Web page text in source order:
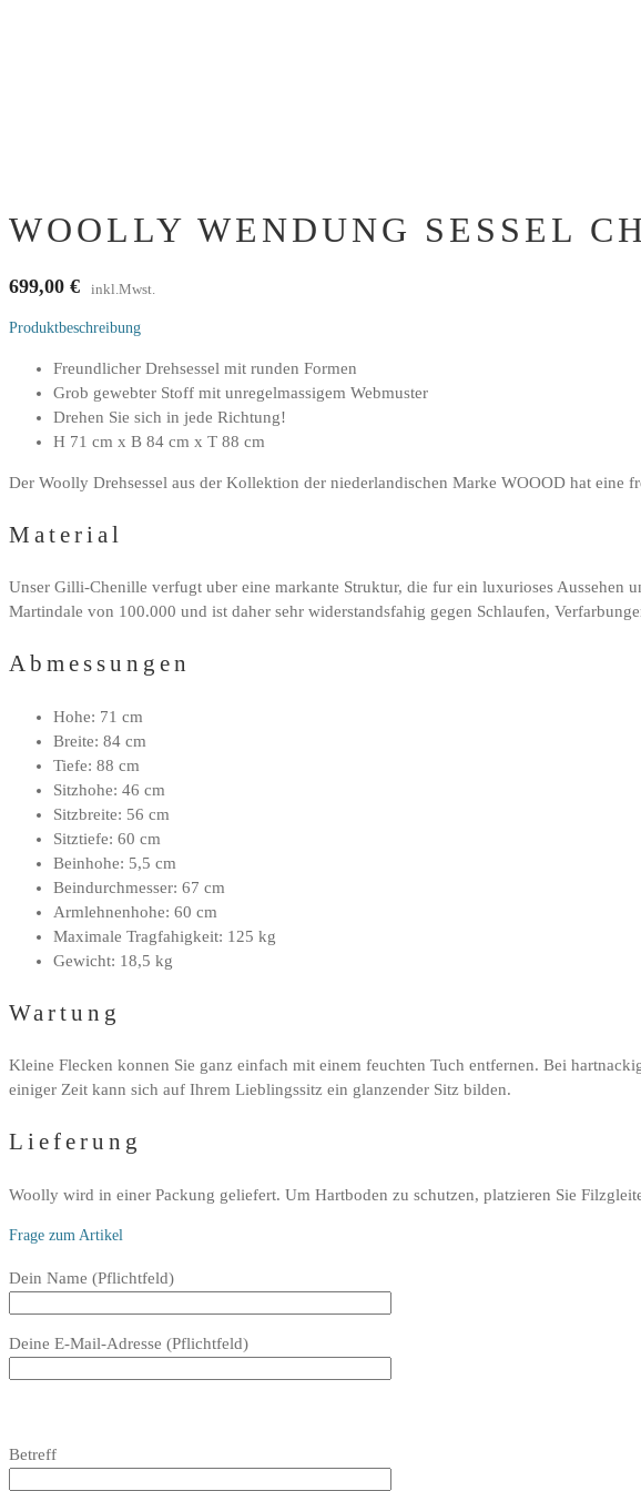
WOOLLY WENDUNG SESSEL
699,00 € inkl.Mwst.
Produktbeschreibung
Freundlicher Drehsessel mit runden Formen
Grob gewebter Stoff mit unregelmassigem Webmuster
Drehen Sie sich in jede Richtung!
H 71 cm x B 84 cm x T 88 cm
Der Woolly Drehsessel aus der Kollektion der niederlandischen Marke WOOOD hat eine
Material
Unser Gilli-Chenille verfugt uber eine markante Struktur, die fur ein luxurioses Aussehen
Martindale von 100.000 und ist daher sehr widerstandsfahig gegen Schlaufen,
Abmessungen
Hohe: 71 cm
Breite: 84 cm
Tiefe: 88 cm
Sitzhohe: 46 cm
Sitzbreite: 56 cm
Sitztiefe: 60 cm
Beinhohe: 5,5 cm
Beindurchmesser: 67 cm
Armlehnenhohe: 60 cm
Maximale Tragfahigkeit: 125 kg
Gewicht: 18,5 kg
Wartung
Kleine Flecken konnen Sie ganz einfach mit einem feuchten Tuch entfernen. Bei
einiger Zeit kann sich auf Ihrem Lieblingssitz ein glanzender Sitz bilden.
Lieferung
Woolly wird in einer Packung geliefert. Um Hartboden zu schutzen, platzieren Sie
Frage zum Artikel
Bitte
Feld
Dein Name (Pflichtfeld)
Deine E-Mail-Adresse (Pflichtfeld)
dieses
lasse
Betreff